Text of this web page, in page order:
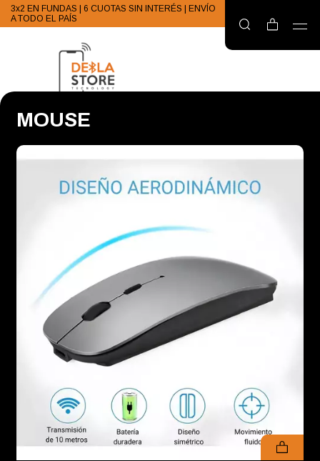
3x2 EN FUNDAS | 6 CUOTAS SIN INTERÉS | ENVÍO
A TODO EL PAÍS
MOUSE